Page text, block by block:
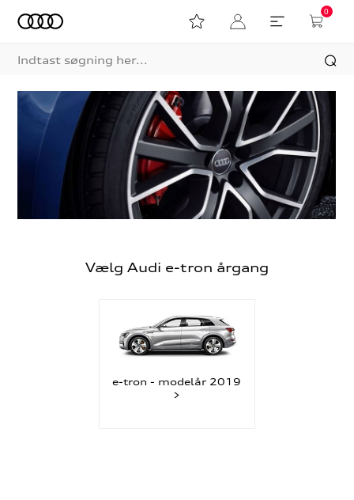
0
Vælg Audi e-tron årgang
e-tron - modelår 2019
>